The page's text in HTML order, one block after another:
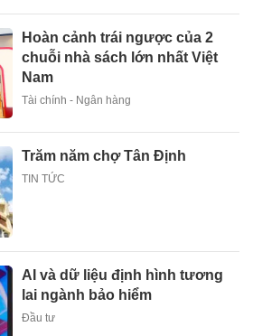
Hoàn cảnh trái ngược của 2
chuỗi nhà sách lớn nhất Việt
Nam
Tài chính - Ngân hàng
Trăm năm chợ Tân Định
TIN TỨC
AI và dữ liệu định hình tương
lai ngành bảo hiểm
Đầu tư